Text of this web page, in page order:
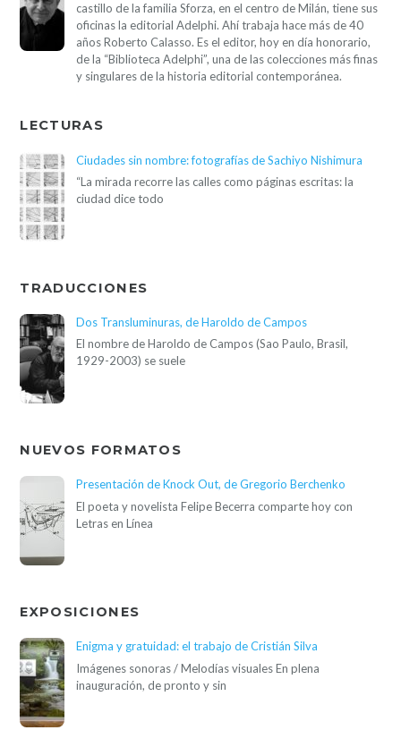
castillo de la familia Sforza, en el centro de Milán, tiene sus
oficinas la editorial Adelphi. Ahí trabaja hace más de 40
años Roberto Calasso. Es el editor, hoy en día honorario,
de la “Biblioteca Adelphi”, una de las colecciones más finas
y singulares de la historia editorial contemporánea.
LECTURAS
Ciudades sin nombre: fotografías de Sachiyo Nishimura
“La mirada recorre las calles como páginas escritas: la
ciudad dice todo
TRADUCCIONES
Dos Transluminuras, de Haroldo de Campos
El nombre de Haroldo de Campos (Sao Paulo, Brasil,
1929-2003) se suele
NUEVOS FORMATOS
Presentación de Knock Out, de Gregorio Berchenko
El poeta y novelista Felipe Becerra comparte hoy con
Letras en Línea
EXPOSICIONES
Enigma y gratuidad: el trabajo de Cristián Silva
Imágenes sonoras / Melodías visuales En plena
inauguración, de pronto y sin